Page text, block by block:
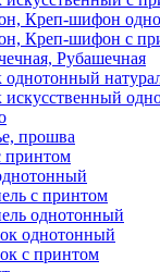
Креп-шифон
Креп-шифон с
Рубашечная
прошва
принтом
с принтом
однотонный
однотонный
с принтом